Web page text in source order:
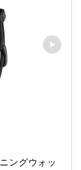
ングウォッ